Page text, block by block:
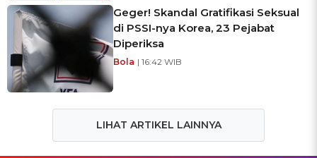
Geger! Skandal Gratifikasi Seksual
di PSSI-nya Korea, 23 Pejabat
Diperiksa
Bola | 16:42 WIB
LIHAT ARTIKEL LAINNYA